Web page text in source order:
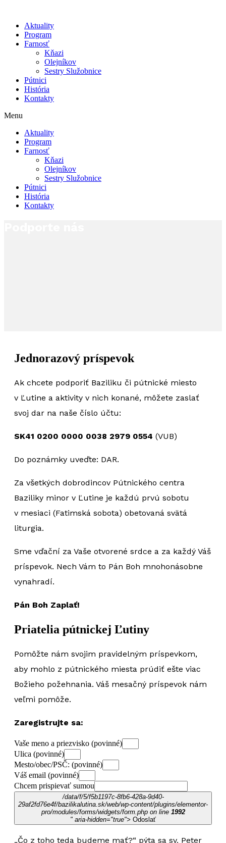
Aktuality
Program
Farnosť
Kňazi
Olejníkov
Sestry Služobnice
Pútnici
História
Kontakty
Menu
Aktuality
Program
Farnosť
Kňazi
Olejníkov
Sestry Služobnice
Pútnici
História
Kontakty
Jednorazový príspevok
Ak chcete podporiť Baziliku či pútnické miesto
v Ľutine a aktivity v nich konané, môžete zaslať
svoj dar na naše číslo účtu:
SK41 0200 0000 0038 2979 0554 (VUB)
Do poznámky uveďte: DAR.
Za všetkých dobrodincov Pútnického centra
Baziliky minor v Ľutine je každú prvú sobotu
v mesiaci (Fatimská sobota) obetovaná svätá
liturgia.
Sme vďační za Vaše otvorené srdce a za každý Váš
príspevok. Nech Vám to Pán Boh mnohonásobne
vynahradí.
Pán Boh Zaplať!
Priatelia pútnickej Ľutiny
Pomôžte nám svojim pravidelným príspevkom,
aby mohlo z pútnického miesta prúdiť ešte viac
Božieho požehnania. Váš mesačný príspevok nám
veľmi pomôže.
Zaregistrujte sa:
Vaše meno a priezvisko (povinné)
Ulica (povinné)
Mesto/obec/PSČ: (povinné)
Váš email (povinné)
Chcem prispievať sumou
/data/f/5/f5b1197c-8fb6-428a-9d40-
29af2fd76e4f/bazilikalutina.sk/web/wp-content/plugins/elementor-
pro/modules/forms/widgets/form.php on line 1992
" aria-hidden="true"> Odoslať
„Čo z toho teda budeme mať?“ pýta sa sv. Peter